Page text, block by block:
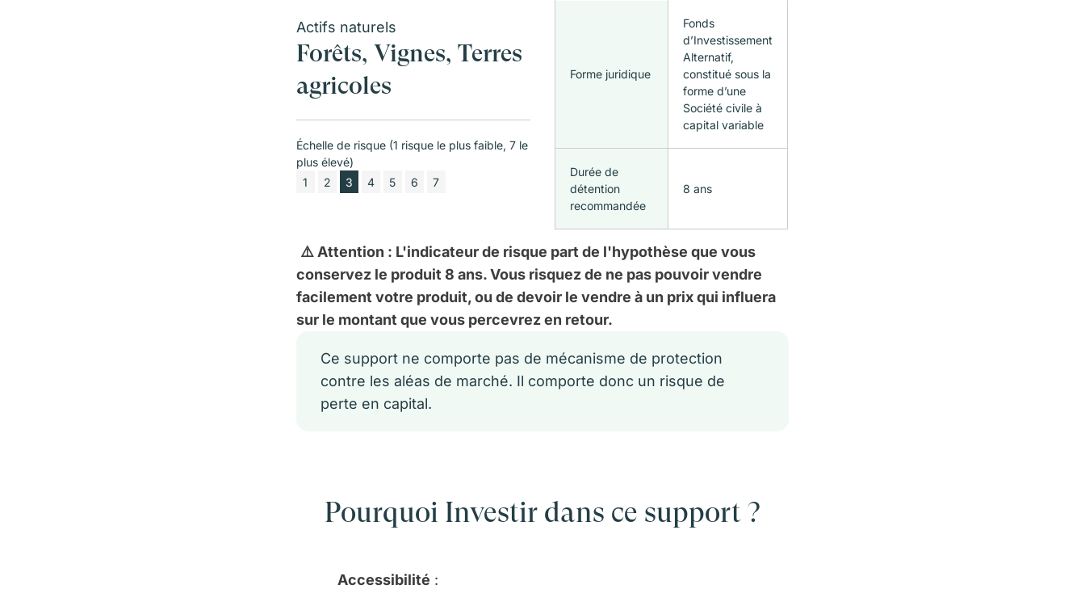
Actifs naturels
Forêts, Vignes, Terres
agricoles
Échelle de risque (1 risque le plus faible, 7 le
plus élevé)
1
2 3 4 5 6 7
Forme juridique
Fonds
d’Investissement
Alternatif,
constitué sous la
forme d’une
Société civile à
capital variable
Durée de
détention
recommandée
8 ans
⚠️ Attention : L'indicateur de risque part de l'hypothèse que vous
conservez le produit 8 ans. Vous risquez de ne pas pouvoir vendre
facilement votre produit, ou de devoir le vendre à un prix qui influera
sur le montant que vous percevrez en retour.
Ce support ne comporte pas de mécanisme de protection
contre les aléas de marché. Il comporte donc un risque de
perte en capital.
Pourquoi Investir dans ce support ?
Accessibilité :